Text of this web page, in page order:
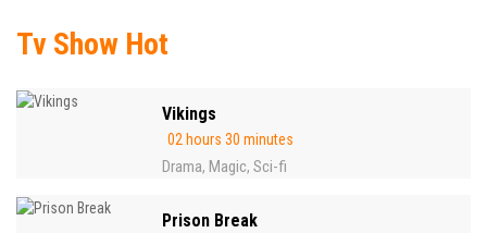
Tv Show Hot
Vikings
02 hours 30 minutes
Drama, Magic, Sci-fi
Prison Break